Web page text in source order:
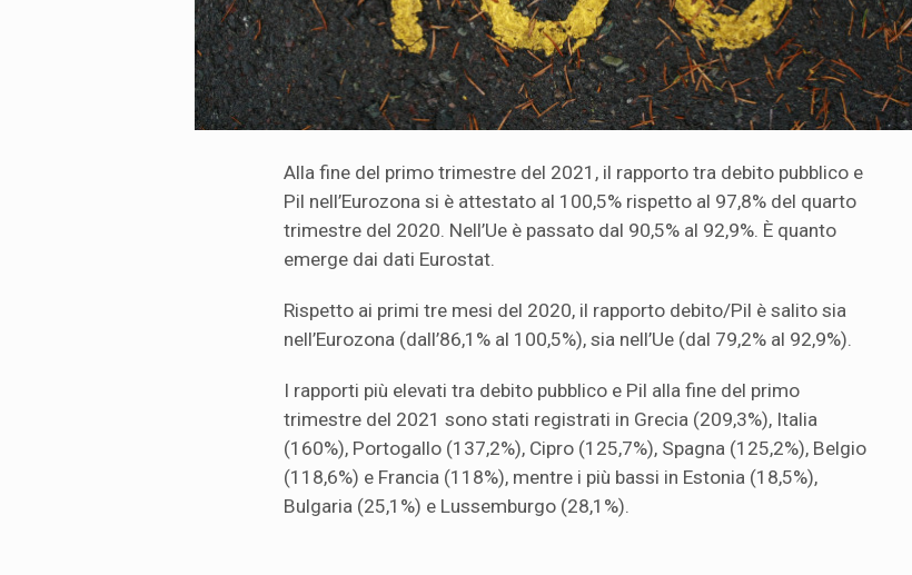
Alla fine del primo trimestre del 2021, il rapporto tra debito pubblico e
Pil nell’Eurozona si è attestato al 100,5% rispetto al 97,8% del quarto
trimestre del 2020. Nell’Ue è passato dal 90,5% al 92,9%. È quanto
emerge dai dati Eurostat.
Rispetto ai primi tre mesi del 2020, il rapporto debito/Pil è salito sia
nell’Eurozona (dall’86,1% al 100,5%), sia nell’Ue (dal 79,2% al 92,9%).
I rapporti più elevati tra debito pubblico e Pil alla fine del primo
trimestre del 2021 sono stati registrati in Grecia (209,3%), Italia
(160%), Portogallo (137,2%), Cipro (125,7%), Spagna (125,2%), Belgio
(118,6%) e Francia (118%), mentre i più bassi in Estonia (18,5%),
Bulgaria (25,1%) e Lussemburgo (28,1%).